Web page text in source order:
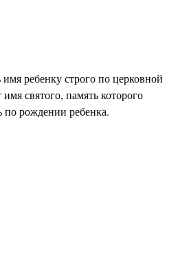
ребенку строго по церковной
святого, память которого
по рождении ребенка.